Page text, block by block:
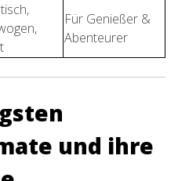
Für Genießer &
Abenteurer
und ihre